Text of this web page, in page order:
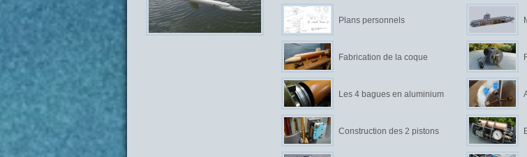
Plans personnels
Fabrication de la coque
Les 4 bagues en aluminium
Construction des 2 pistons